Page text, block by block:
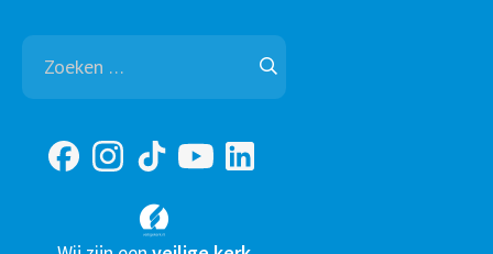
Zoeken
naar: